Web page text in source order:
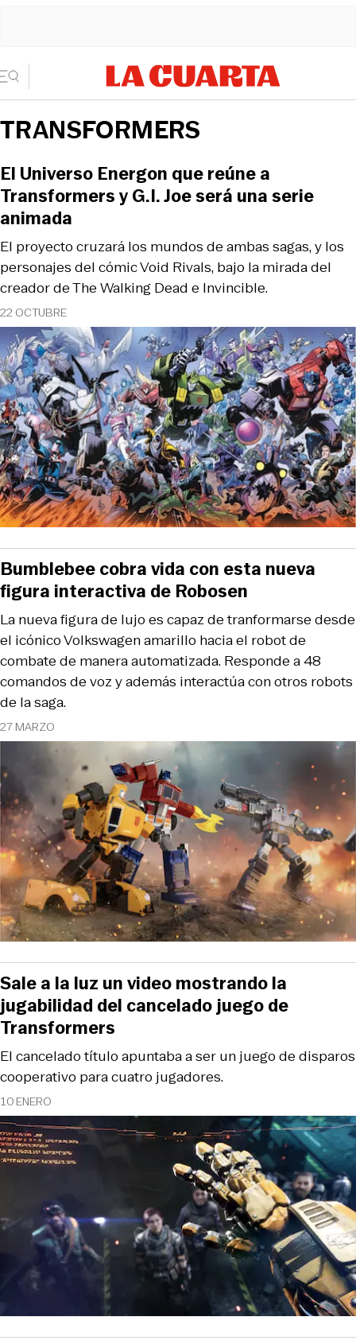
TRANSFORMERS
22 OCTUBRE
El proyecto cruzará los mundos de ambas sagas, y los
personajes del cómic Void Rivals, bajo la mirada del
creador de The Walking Dead e Invincible.
El Universo Energon que reúne a
Transformers y G.I. Joe será una serie
animada
27 MARZO
La nueva figura de lujo es capaz de tranformarse desde
el icónico Volkswagen amarillo hacia el robot de
combate de manera automatizada. Responde a 48
comandos de voz y además interactúa con otros robots
de la saga.
Bumblebee cobra vida con esta nueva
figura interactiva de Robosen
10 ENERO
El cancelado título apuntaba a ser un juego de disparos
cooperativo para cuatro jugadores.
Sale a la luz un video mostrando la
jugabilidad del cancelado juego de
Transformers